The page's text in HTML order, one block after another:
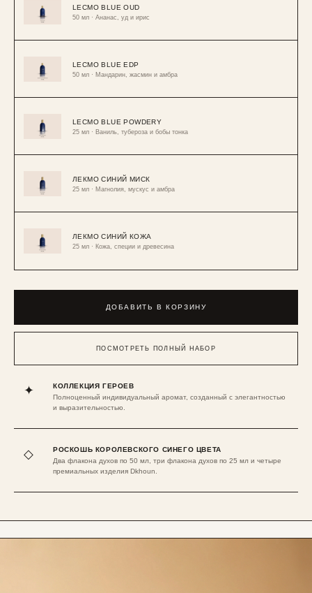
LECMO BLUE OUD
50 мл · Ананас, уд и ирис
LECMO BLUE EDP
50 мл · Мандарин, жасмин и амбра
LECMO BLUE POWDERY
25 мл · Ваниль, тубероза и бобы тонка
ЛЕКМО СИНИЙ МИСК
25 мл · Магнолия, мускус и амбра
ЛЕКМО СИНИЙ КОЖА
25 мл · Кожа, специи и древесина
ДОБАВИТЬ В КОРЗИНУ
ПОСМОТРЕТЬ ПОЛНЫЙ НАБОР
✦
КОЛЛЕКЦИЯ ГЕРОЕВ
Полноценный индивидуальный аромат, созданный с элегантностью
и выразительностью.
◇
РОСКОШЬ КОРОЛЕВСКОГО СИНЕГО ЦВЕТА
Два флакона духов по 50 мл, три флакона духов по 25 мл и четыре
премиальных изделия Dkhoun.